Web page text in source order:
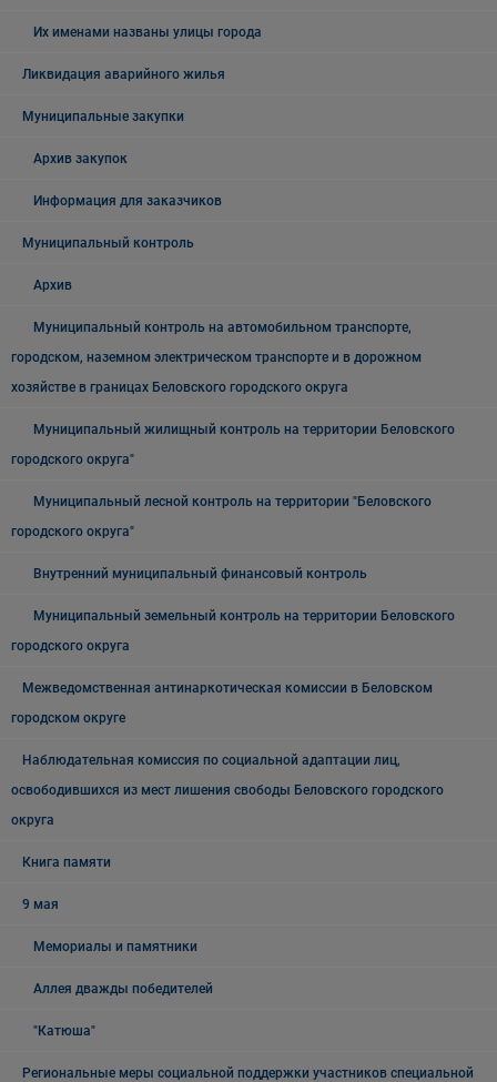
Их именами названы улицы города
Ликвидация аварийного жилья
Муниципальные закупки
Архив закупок
Информация для заказчиков
Муниципальный контроль
Архив
Муниципальный контроль на автомобильном транспорте,
городском, наземном электрическом транспорте и в дорожном
хозяйстве в границах Беловского городского округа
Муниципальный жилищный контроль на территории Беловского
городского округа"
Муниципальный лесной контроль на территории "Беловского
городского округа"
Внутренний муниципальный финансовый контроль
Муниципальный земельный контроль на территории Беловского
городского округа
Межведомственная антинаркотическая комиссии в Беловском
городском округе
Наблюдательная комиссия по социальной адаптации лиц,
освободившихся из мест лишения свободы Беловского городского
округа
Книга памяти
9 мая
Мемориалы и памятники
Аллея дважды победителей
"Катюша"
Региональные меры социальной поддержки участников специальной